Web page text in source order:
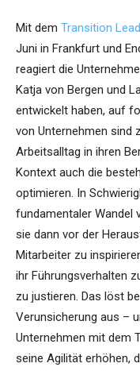
Mit dem Transition
Juni in Frankfurt und
reagiert die
Katja von Bergen und
entwickelt haben, auf
von Unternehmen sind
Arbeitsalltag in ihren
Kontext auch die
optimieren. In
fundamentaler Wandel
sie dann vor der
Mitarbeiter zu
ihr Führungsverhalten
zu justieren. Das löst
Verunsicherung aus –
Unternehmen mit dem
seine Agilität erhöhen,